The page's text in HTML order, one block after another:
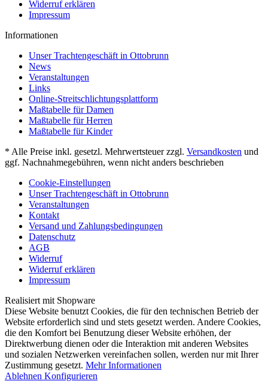
Widerruf erklären
Impressum
Informationen
Unser Trachtengeschäft in Ottobrunn
News
Veranstaltungen
Links
Online-Streitschlichtungsplattform
Maßtabelle für Damen
Maßtabelle für Herren
Maßtabelle für Kinder
* Alle Preise inkl. gesetzl. Mehrwertsteuer zzgl. Versandkosten und
ggf. Nachnahmegebühren, wenn nicht anders beschrieben
Cookie-Einstellungen
Unser Trachtengeschäft in Ottobrunn
Veranstaltungen
Kontakt
Versand und Zahlungsbedingungen
Datenschutz
AGB
Widerruf
Widerruf erklären
Impressum
Realisiert mit Shopware
Diese Website benutzt Cookies, die für den technischen Betrieb der
Website erforderlich sind und stets gesetzt werden. Andere Cookies,
die den Komfort bei Benutzung dieser Website erhöhen, der
Direktwerbung dienen oder die Interaktion mit anderen Websites
und sozialen Netzwerken vereinfachen sollen, werden nur mit Ihrer
Zustimmung gesetzt. Mehr Informationen
Ablehnen Konfigurieren